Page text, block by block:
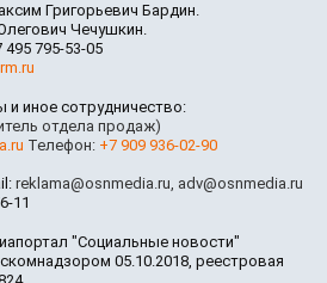
Григорьевич Бардин.
Чечушкин.
795-53-05
и иное сотрудничество:
отдела продаж)
Телефон: +7 909 936-02-90
reklama@osnmedia.ru, adv@osnmedia.ru
11
"Социальные новости"
05.10.2018, реестровая